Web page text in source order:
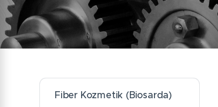
Fiber Kozmetik (Biosarda)